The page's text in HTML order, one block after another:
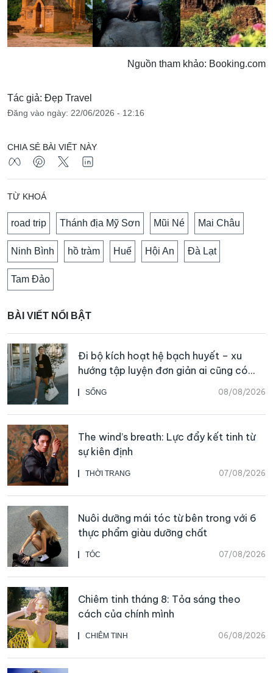
Nguồn tham khảo: Booking.com
Tác giả: Đẹp Travel
Đăng vào ngày: 22/06/2026 - 12:16
CHIA SẺ BÀI VIẾT NÀY
TỪ KHOÁ
road trip Thánh địa Mỹ Sơn Mũi Né Mai Châu
Ninh Bình hồ tràm Huế Hội An Đà Lạt
Tam Đảo
BÀI VIẾT NỔI BẬT
SỐNG 08/08/2026
Đi bộ kích hoạt hệ bạch huyết – xu
hướng tập luyện đơn giản ai cũng có
thể bắt đầu
THỜI TRANG 07/08/2026
The wind’s breath: Lực đẩy kết tinh từ
sự kiên định
TÓC 07/08/2026
Nuôi dưỡng mái tóc từ bên trong với 6
thực phẩm giàu dưỡng chất
CHIÊM TINH 06/08/2026
Chiêm tinh tháng 8: Tỏa sáng theo
cách của chính mình